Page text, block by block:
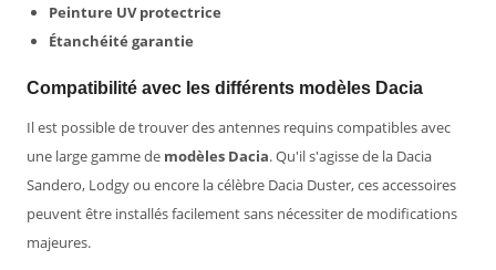
Peinture UV protectrice
Étanchéité garantie
Compatibilité avec les différents modèles Dacia
Il est possible de trouver des antennes requins compatibles avec
une large gamme de modèles Dacia. Qu'il s'agisse de la Dacia
Sandero, Lodgy ou encore la célèbre Dacia Duster, ces accessoires
peuvent être installés facilement sans nécessiter de modifications
majeures.